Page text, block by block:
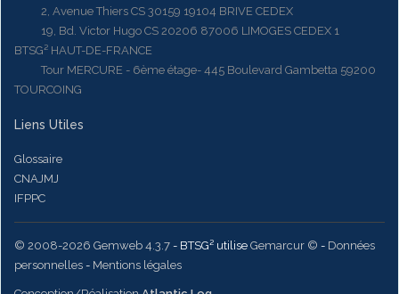
2, Avenue Thiers CS 30159 19104 BRIVE CEDEX
19, Bd. Victor Hugo CS 20206 87006 LIMOGES CEDEX 1
BTSG² HAUT-DE-FRANCE
Tour MERCURE - 6ème étage- 445 Boulevard Gambetta 59200
TOURCOING
Liens Utiles
Glossaire
CNAJMJ
IFPPC
© 2008-2026 Gemweb 4.3.7 - BTSG² utilise Gemarcur © - Données
personnelles - Mentions légales